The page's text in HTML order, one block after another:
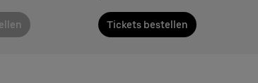
Tickets bestellen